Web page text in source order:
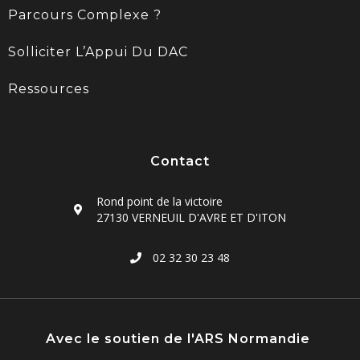
Parcours Complexe ?
Solliciter L’Appui Du DAC
Ressources
Contact
Rond point de la victoire
27130 VERNEUIL D'AVRE ET D'ITON
02 32 30 23 48
Avec le soutien de l'ARS Normandie